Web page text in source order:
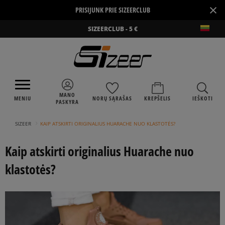
PRISIJUNK PRIE SIZEERCLUB ×
SIZEERCLUB - 5 €
MENIU
MANO
PASKYRA
NORŲ SĄRAŠAS KREPŠELIS IEŠKOTI
SIZEER KAIP ATSKIRTI ORIGINALIUS HUARACHE NUO KLASTOTĖS?
Kaip atskirti originalius Huarache nuo
klastotės?